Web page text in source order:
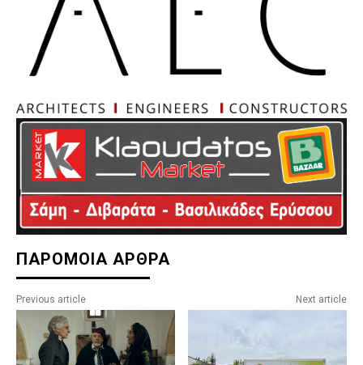
ΠΑΡΟΜΟΙΑ ΑΡΘΡΑ
Previous article Next article